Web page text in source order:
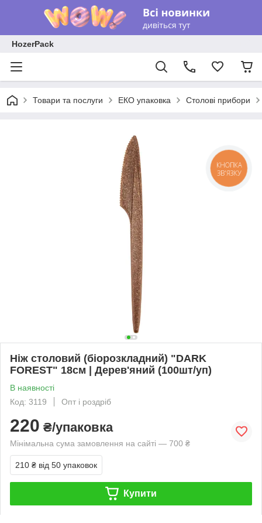
HozerPack
Товари та послуги ЕКО упаковка Столові прибори
Ніж столовий (біорозкладний) "DARK
FOREST" 18см | Дерев'яний (100шт/уп)
В наявності
Код: 3119
Опт і роздріб
220 ₴/упаковка
Мінімальна сума замовлення на сайті — 700 ₴
210 ₴ від 50 упаковок
Купити
КНОПКА
ЗВ'ЯЗКУ